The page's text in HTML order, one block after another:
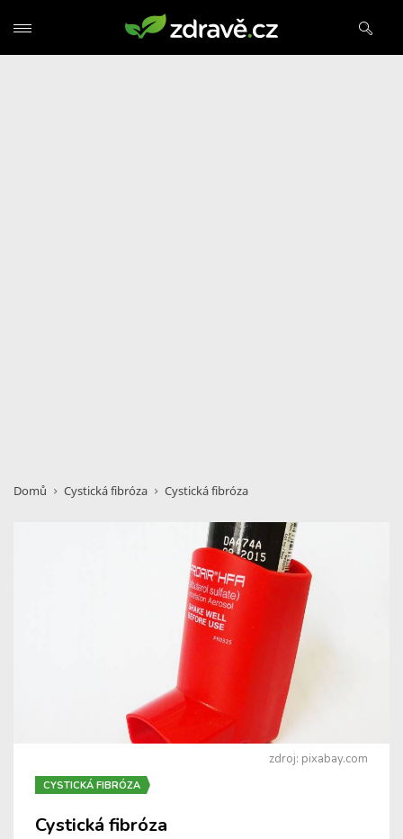
Domů Cystická fibróza Cystická fibróza
zdroj: pixabay.com
CYSTICKÁ FIBRÓZA
Cystická fibróza